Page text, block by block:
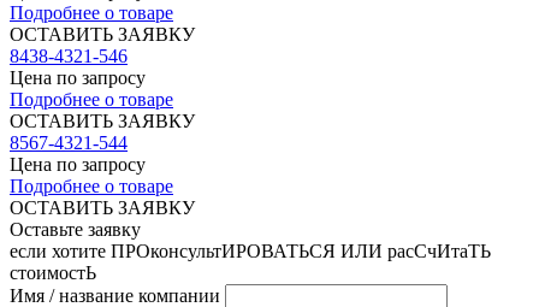
Подробнее о товаре
ОСТАВИТЬ ЗАЯВКУ
8438-4321-546
Цена по запросу
Подробнее о товаре
ОСТАВИТЬ ЗАЯВКУ
8567-4321-544
Цена по запросу
Подробнее о товаре
ОСТАВИТЬ ЗАЯВКУ
Оставьте заявку
если хотите ПРОконсультИРОВАТЬСЯ ИЛИ расСчИтаТЬ
стоимостЬ
Имя / название компании